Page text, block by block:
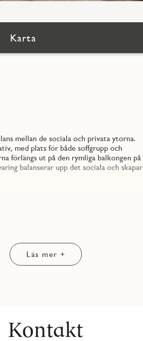
Karta
mellan de sociala och privata ytorna.
med plats för både soffgrupp och
förlängs ut på den rymliga balkongen på
balanserar upp det sociala och skapar
ett ljusgrått klinkergolv som
väl tilltagen arbetsbänk och extra
och 1800-talets industriella arv går igen
Läs mer +
Kontakt